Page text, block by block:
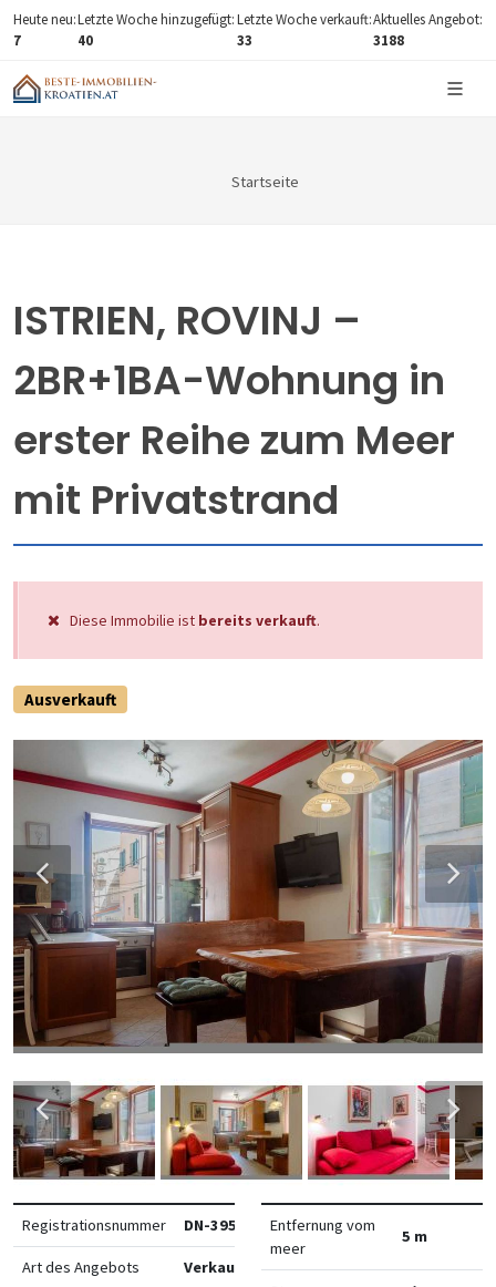
Heute neu:
7
Letzte Woche hinzugefügt:
40
Letzte Woche verkauft:
33
Aktuelles Angebot:
3188
Startseite
ISTRIEN, ROVINJ –
2BR+1BA-Wohnung in
erster Reihe zum Meer
mit Privatstrand
Diese Immobilie ist bereits verkauft.
Ausverkauft
Registrationsnummer DN-39518
Art des Angebots Verkauf
Entfernung vom
meer
5 m